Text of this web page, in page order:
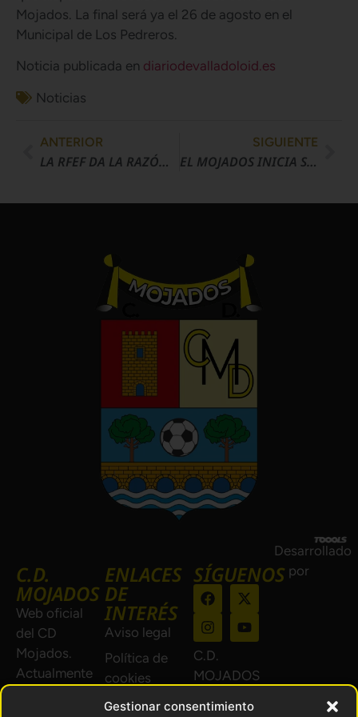
Gestionar consentimiento
Mojados. La final será ya el 26 de agosto en el
Municipal de Los Pedreros.
Noticia publicada en diariodevalladoloid.es
Noticias
ANTERIOR
LA RFEF DA LA RAZÓN AL MOJADOS Y LE INCLUYE EN TERCERA EN VEZ DEL LAGUNA
SIGUIENTE
EL MOJADOS INICIA SU HISTORIA EN TERCERA RFEF CON UN TRIUNFO CONVINCENTE
C.D.
MOJADOS
Web oficial
del CD
Mojados.
Actualmente
ENLACES
DE
INTERÉS
Aviso legal
Política de
cookies
Política de
SÍGUENOS
C.D.
MOJADOS
Desarrollado
por